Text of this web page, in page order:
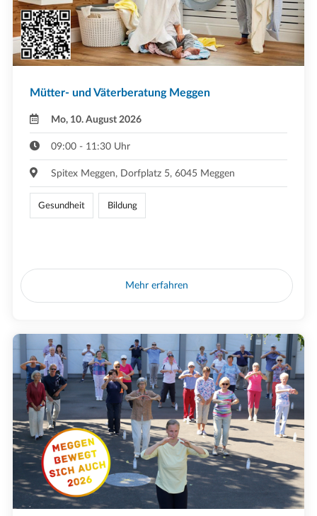
Mütter- und Väterberatung Meggen
Mo, 10. August 2026
09:00 - 11:30 Uhr
Spitex Meggen, Dorfplatz 5, 6045 Meggen
Gesundheit Bildung
Mehr erfahren